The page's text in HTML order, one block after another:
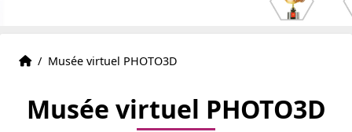
Actualités
Accueil
/ Musée virtuel PHOTO3D
Musée virtuel PHOTO3D